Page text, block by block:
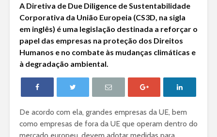
A Diretiva de Due Diligence de Sustentabilidade
Corporativa da União Europeia (CS3D, na sigla
em inglês) é uma legislação destinada a reforçar o
papel das empresas na proteção dos Direitos
Humanos e no combate às mudanças climáticas e
à degradação ambiental.
De acordo com ela, grandes empresas da UE, bem
como empresas de fora da UE que operam dentro do